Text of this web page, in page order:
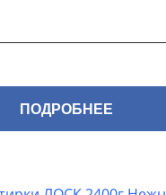
ПОДРОБНЕЕ